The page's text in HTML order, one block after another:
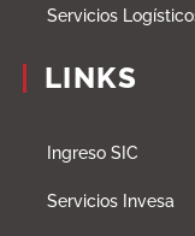
Servicios
LINKS
Ingreso SIC
Servicios Invesa